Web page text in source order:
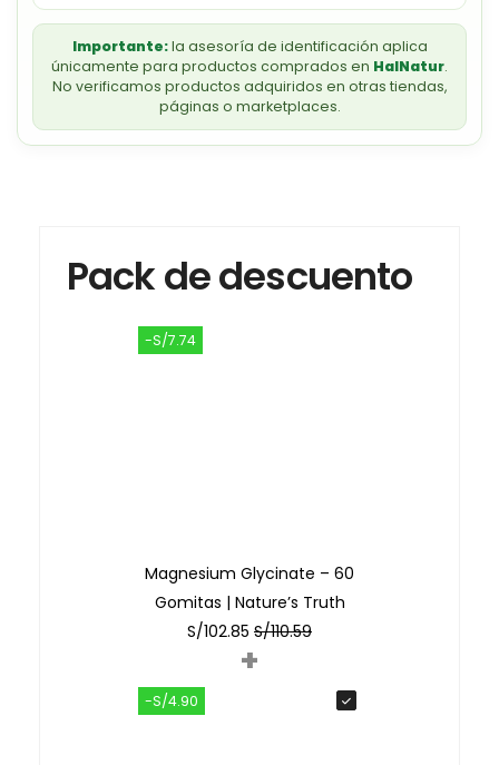
Importante:la asesoría de identificación aplica
únicamente para productos comprados en HalNatur.
No verificamos productos adquiridos en otras tiendas,
páginas o marketplaces.
Pack de descuento
-S/7.74
Magnesium Glycinate – 60
Gomitas | Nature’s Truth
S/102.85 S/110.59
+
-S/4.90